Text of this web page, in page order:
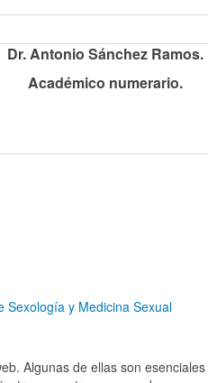
Dr. Antonio Sánchez Ramos.
Académico numerario.
Sexología y Medicina Sexual
Algunas de ellas son esenciales